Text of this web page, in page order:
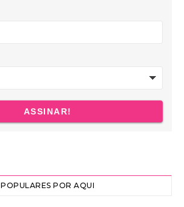
POPULARES POR AQUI